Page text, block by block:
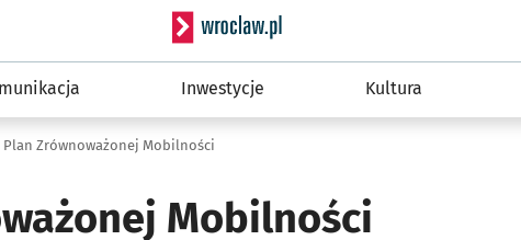
Serwis informacyjny wroclaw.pl
Inwestycje Kultura
Plan Zrównoważonej Mobilności
Mobilności